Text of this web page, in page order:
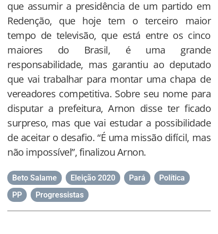
que assumir a presidência de um partido em
Redenção, que hoje tem o terceiro maior
tempo de televisão, que está entre os cinco
maiores do Brasil, é uma grande
responsabilidade, mas garantiu ao deputado
que vai trabalhar para montar uma chapa de
vereadores competitiva. Sobre seu nome para
disputar a prefeitura, Arnon disse ter ficado
surpreso, mas que vai estudar a possibilidade
de aceitar o desafio. “É uma missão difícil, mas
não impossível”, finalizou Arnon.
Beto Salame Eleição 2020 Pará Política
PP
Progressistas